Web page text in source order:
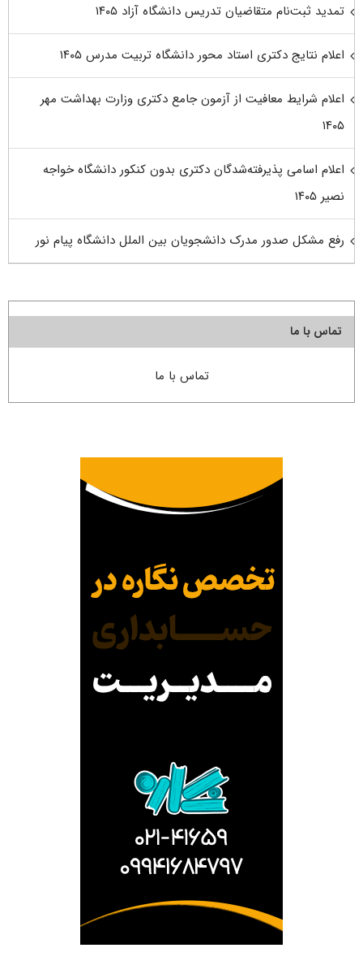
تمدید ثبت‌نام متقاضیان تدریس دانشگاه آزاد ۱۴۰۵
اعلام نتایج دکتری استاد محور دانشگاه تربیت مدرس ۱۴۰۵
اعلام شرایط معافیت از آزمون جامع دکتری وزارت بهداشت مهر
۱۴۰۵
اعلام اسامی پذیرفته‌شدگان دکتری بدون کنکور دانشگاه خواجه
نصیر ۱۴۰۵
رفع مشکل صدور مدرک دانشجویان بین الملل دانشگاه پیام نور
تماس با ما
تماس با ما